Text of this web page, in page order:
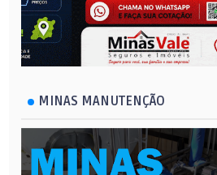
MINAS MANUTENÇÃO